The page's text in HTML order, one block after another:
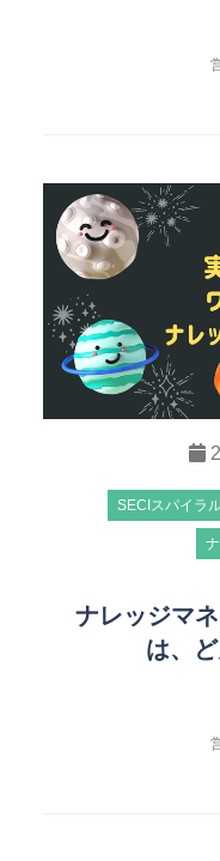
SECIスパイラ
ナレッジマ
は、